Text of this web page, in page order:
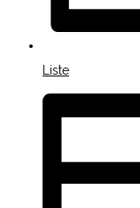
Liste